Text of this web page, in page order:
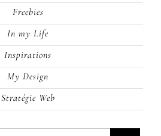
In my Life
Inspirations
My Design
Stratégie Web